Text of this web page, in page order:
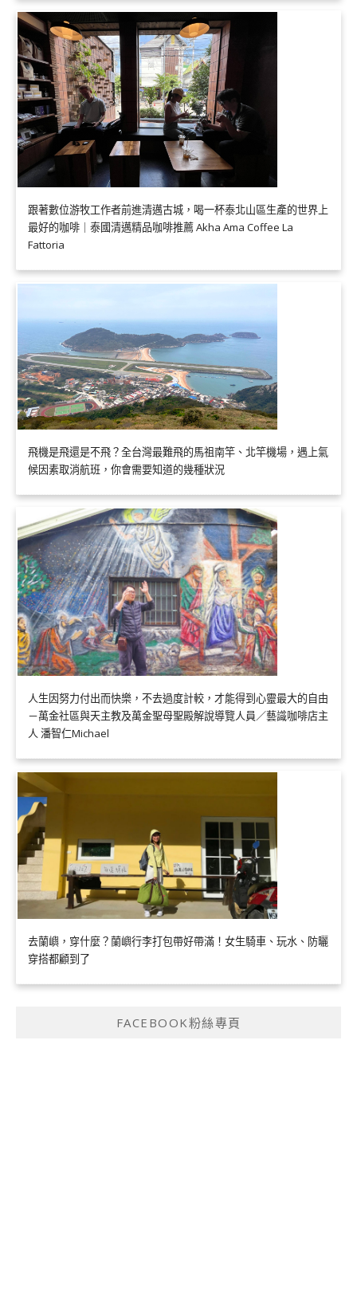
跟著數位游牧工作者前進清邁古城，喝一杯泰北山區生產的世界上
最好的咖啡｜泰國清邁精品咖啡推薦 Akha Ama Coffee La
Fattoria
飛機是飛還是不飛？全台灣最難飛的馬祖南竿、北竿機場，遇上氣
候因素取消航班，你會需要知道的幾種狀況
人生因努力付出而快樂，不去過度計較，才能得到心靈最大的自由
－萬金社區與天主教及萬金聖母聖殿解說導覽人員／藝識咖啡店主
人 潘智仁Michael
去蘭嶼，穿什麼？蘭嶼行李打包帶好帶滿！女生騎車、玩水、防曬
穿搭都顧到了
FACEBOOK粉絲專頁